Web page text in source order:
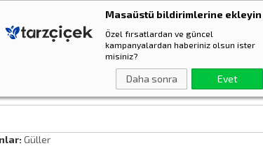
Masaüstü bildirimlerine ekleyin
Özel fırsatlardan ve güncel
kampanyalardan haberiniz olsun ister
misiniz?
Daha sonra Evet
Güller